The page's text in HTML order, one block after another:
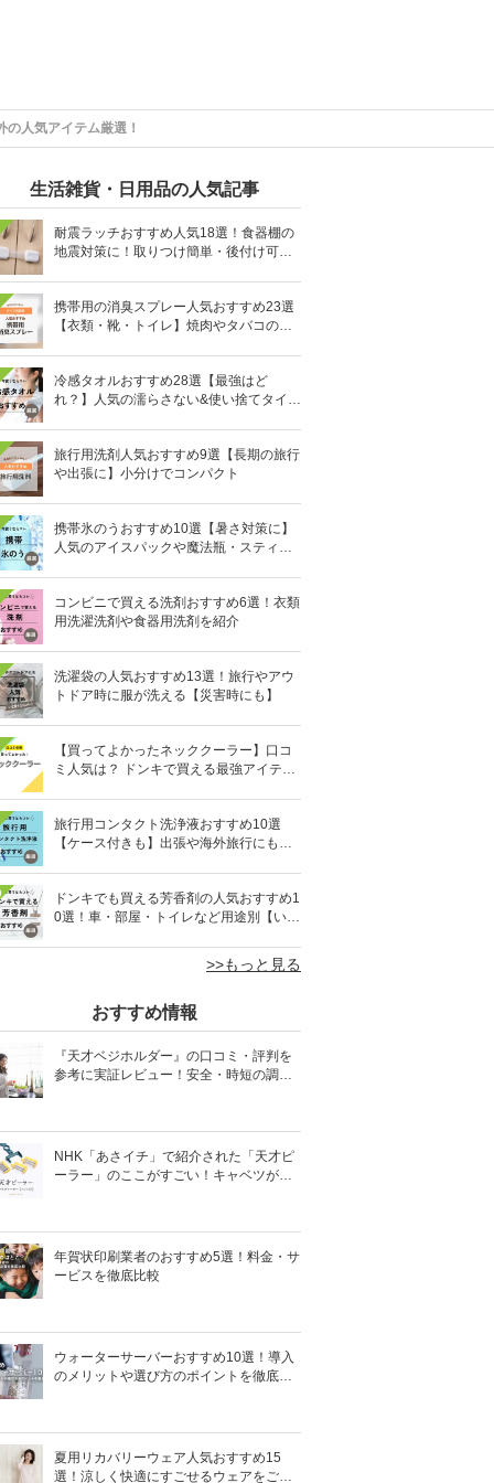
人気アイテム厳選！
生活雑貨・日用品の人気記事
耐震ラッチおすすめ人気18選！食器棚の
地震対策に！取りつけ簡単・後付け可能
携帯用の消臭スプレー人気おすすめ23選
【衣類・靴・トイレ】焼肉やタバコのニ
冷感タオルおすすめ28選【最強はど
れ？】人気の濡らさない&使い捨てタイプ
旅行用洗剤人気おすすめ9選【長期の旅行
や出張に】小分けでコンパクト
携帯氷のうおすすめ10選【暑さ対策に】
人気のアイスパックや魔法瓶・スティッ
コンビニで買える洗剤おすすめ6選！衣類
用洗濯洗剤や食器用洗剤を紹介
洗濯袋の人気おすすめ13選！旅行やアウ
トドア時に服が洗える【災害時にも】
【買ってよかったネッククーラー】口コ
ミ人気は？ ドンキで買える最強アイテム
旅行用コンタクト洗浄液おすすめ10選
【ケース付きも】出張や海外旅行にも便
ドンキでも買える芳香剤の人気おすすめ1
0選！車・部屋・トイレなど用途別【いい
>>もっと見る
おすすめ情報
『天才ベジホルダー』の口コミ・評判を
参考に実証レビュー！安全・時短の調理
NHK「あさイチ」で紹介された「天才ピ
ーラー」のここがすごい！キャベツがほ
年賀状印刷業者のおすすめ5選！料金・サ
ービスを徹底比較
ウォーターサーバーおすすめ10選！導入
のメリットや選び方のポイントを徹底解
夏用リカバリーウェア人気おすすめ15
選！涼しく快適にすごせるウェアをご紹